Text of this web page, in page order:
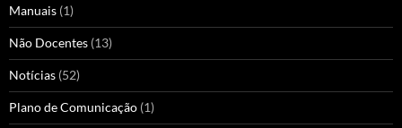
Manuais (1)
Não Docentes (13)
Notícias (52)
Plano de Comunicação (1)